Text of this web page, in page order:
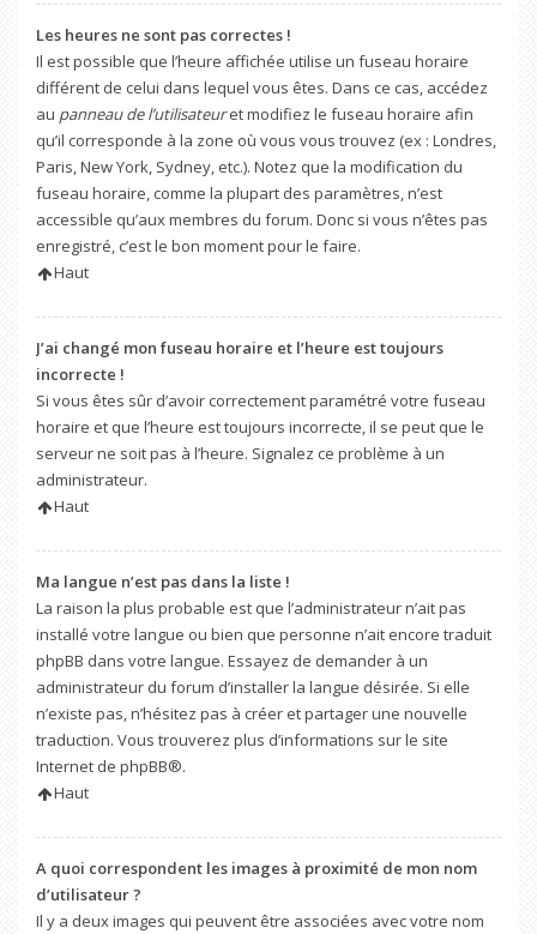
Les heures ne sont pas correctes !
Il est possible que l’heure affichée utilise un fuseau horaire
différent de celui dans lequel vous êtes. Dans ce cas, accédez
au panneau de l’utilisateuret modifiez le fuseau horaire afin
qu’il corresponde à la zone où vous vous trouvez (ex : Londres,
Paris, New York, Sydney, etc.). Notez que la modification du
fuseau horaire, comme la plupart des paramètres, n’est
accessible qu’aux membres du forum. Donc si vous n’êtes pas
enregistré, c’est le bon moment pour le faire.
Haut
J’ai changé mon fuseau horaire et l’heure est toujours
incorrecte !
Si vous êtes sûr d’avoir correctement paramétré votre fuseau
horaire et que l’heure est toujours incorrecte, il se peut que le
serveur ne soit pas à l’heure. Signalez ce problème à un
administrateur.
Haut
Ma langue n’est pas dans la liste !
La raison la plus probable est que l’administrateur n’ait pas
installé votre langue ou bien que personne n’ait encore traduit
phpBB dans votre langue. Essayez de demander à un
administrateur du forum d’installer la langue désirée. Si elle
n’existe pas, n’hésitez pas à créer et partager une nouvelle
traduction. Vous trouverez plus d’informations sur le site
Internet de phpBB®.
Haut
A quoi correspondent les images à proximité de mon nom
d’utilisateur ?
Il y a deux images qui peuvent être associées avec votre nom